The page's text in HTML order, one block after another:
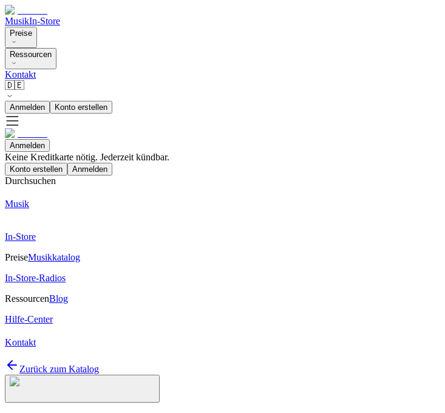
MusikIn-Store
Preise
Ressourcen
Kontakt
🇩🇪
Anmelden Konto erstellen
Anmelden
Keine Kreditkarte nötig. Jederzeit kündbar.
Konto erstellen Anmelden
Durchsuchen
Musik
In-Store
PreiseMusikkatalog
In-Store-Radios
RessourcenBlog
Hilfe-Center
Kontakt
Zurück zum Katalog